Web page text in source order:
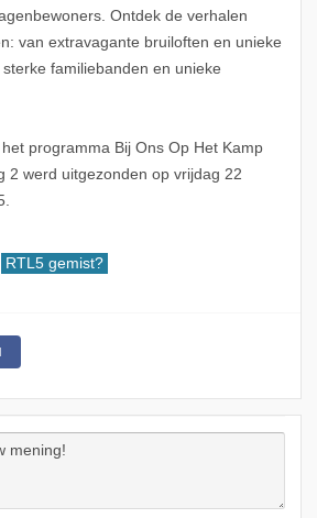
Ontdek de verhalen
van extravagante bruiloften en unieke
familiebanden en unieke
programma Bij Ons Op Het Kamp
2 werd uitgezonden op vrijdag 22
RTL5 gemist?